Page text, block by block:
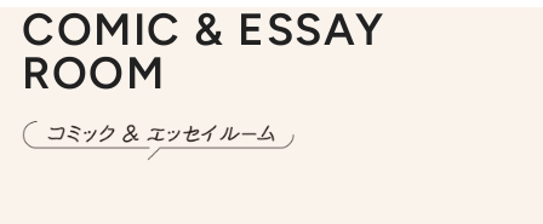
COMIC & ESSAY
ROOM